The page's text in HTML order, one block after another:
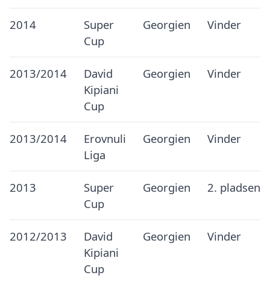
2014
Super
Cup
Georgien Vinder
2013/2014
David
Kipiani
Cup
Georgien Vinder
2013/2014
Erovnuli
Liga
Georgien Vinder
2013
Super
Cup
Georgien 2. pladsen
2012/2013
David
Kipiani
Cup
Georgien Vinder